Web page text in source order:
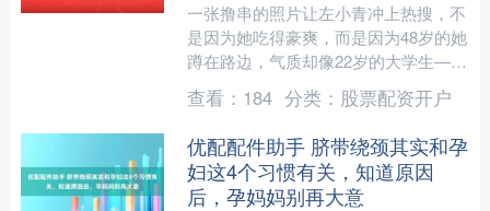
一张撸串的照片让左小青冲上热搜，不
是因为她吃得豪爽，而是因为48岁的她
蹲在路边，气质却像22岁的大学生——
棕色泰迪大衣搭配白色裤子，露出纤细
的脚踝，全套搭配花费....
查看： 184 分类： 股票配资开户
优配配件助手 脐带绕颈其实和孕
妇这4个习惯有关，知道原因
后，孕妈妈别再大意